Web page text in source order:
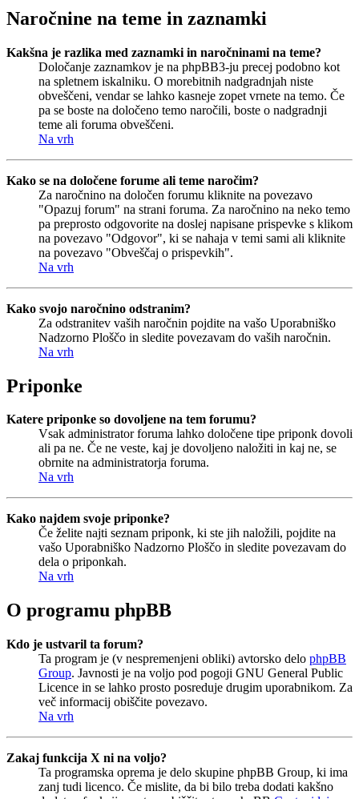
Naročnine na teme in zaznamki
Kakšna je razlika med zaznamki in naročninami na teme?
Določanje zaznamkov je na phpBB3-ju precej podobno kot
na spletnem iskalniku. O morebitnih nadgradnjah niste
obveščeni, vendar se lahko kasneje zopet vrnete na temo. Če
pa se boste na določeno temo naročili, boste o nadgradnji
teme ali foruma obveščeni.
Na vrh
Kako se na določene forume ali teme naročim?
Za naročnino na določen forumu kliknite na povezavo
"Opazuj forum" na strani foruma. Za naročnino na neko temo
pa preprosto odgovorite na doslej napisane prispevke s klikom
na povezavo "Odgovor", ki se nahaja v temi sami ali kliknite
na povezavo "Obveščaj o prispevkih".
Na vrh
Kako svojo naročnino odstranim?
Za odstranitev vaših naročnin pojdite na vašo Uporabniško
Nadzorno Ploščo in sledite povezavam do vaših naročnin.
Na vrh
Priponke
Katere priponke so dovoljene na tem forumu?
Vsak administrator foruma lahko določene tipe priponk dovoli
ali pa ne. Če ne veste, kaj je dovoljeno naložiti in kaj ne, se
obrnite na administratorja foruma.
Na vrh
Kako najdem svoje priponke?
Če želite najti seznam priponk, ki ste jih naložili, pojdite na
vašo Uporabniško Nadzorno Ploščo in sledite povezavam do
dela o priponkah.
Na vrh
O programu phpBB
Kdo je ustvaril ta forum?
Ta program je (v nespremenjeni obliki) avtorsko delo phpBB
Group. Javnosti je na voljo pod pogoji GNU General Public
Licence in se lahko prosto posreduje drugim uporabnikom. Za
več informacij obiščite povezavo.
Na vrh
Zakaj funkcija X ni na voljo?
Ta programska oprema je delo skupine phpBB Group, ki ima
zanj tudi licenco. Če mislite, da bi bilo treba dodati kakšno